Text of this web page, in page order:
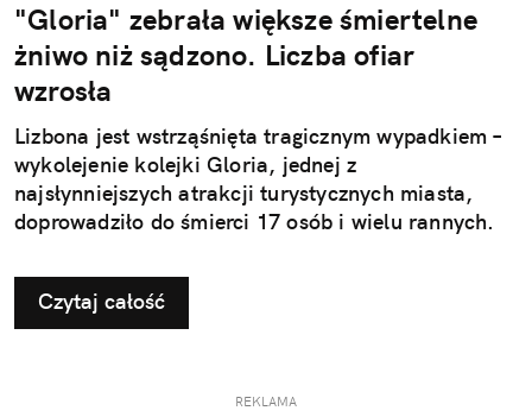
"Gloria" zebrała większe śmiertelne
żniwo niż sądzono. Liczba ofiar
wzrosła
Lizbona jest wstrząśnięta tragicznym wypadkiem –
wykolejenie kolejki Gloria, jednej z
najsłynniejszych atrakcji turystycznych miasta,
doprowadziło do śmierci 17 osób i wielu rannych.
Czytaj całość
REKLAMA